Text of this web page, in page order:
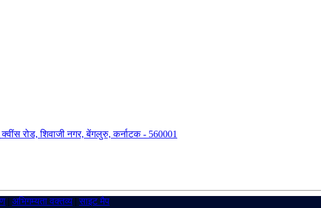
रोड, शिवाजी नगर, बेंगलुरु, कर्नाटक - 560001
| अभिगम्यता वक्तव्य |साइट मैप